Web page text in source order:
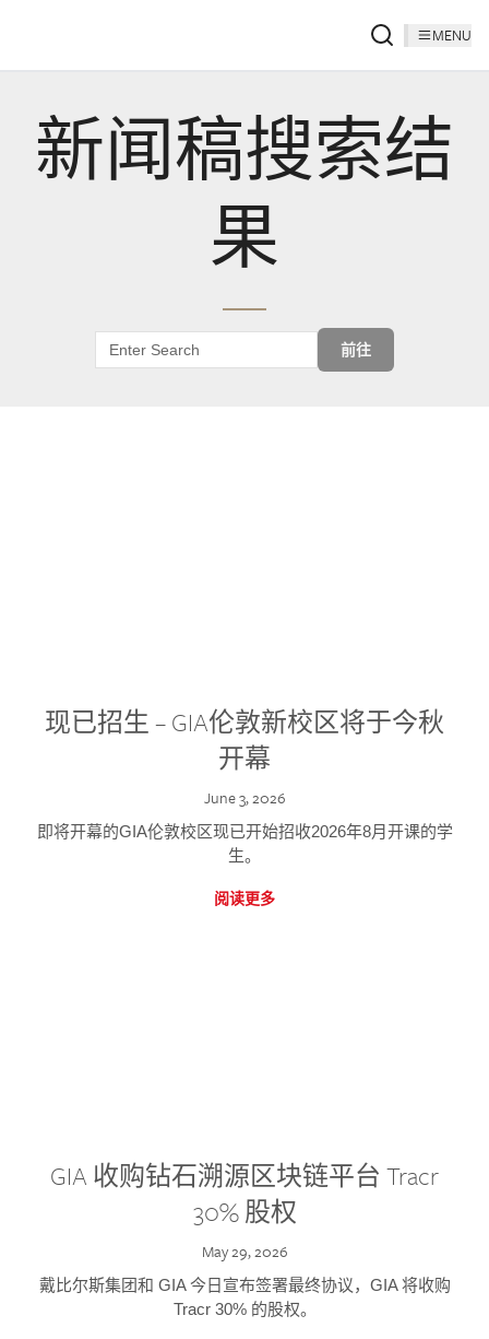
MENU
新闻稿搜索结
果
前往
现已招生 – GIA伦敦新校区将于今秋
开幕
June 3, 2026
即将开幕的GIA伦敦校区现已开始招收2026年8月开课的学
生。
阅读更多
GIA 收购钻石溯源区块链平台 Tracr
30% 股权
May 29, 2026
戴比尔斯集团和 GIA 今日宣布签署最终协议，GIA 将收购
Tracr 30% 的股权。